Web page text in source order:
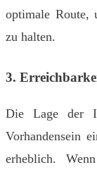
optimale Route,
zu halten.
3.
Die Lage der
Vorhandensein
erheblich.